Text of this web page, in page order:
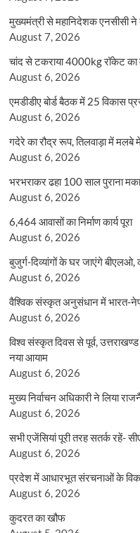
मुख्यमंत्री से महानिदेशक एनसीसी ने
August 7, 2026
चांद से टकराया 4000kg रॉकेट का
August 6, 2026
एमडीडीए बोर्ड बैठक में 25 विकास
August 6, 2026
गदेरे का रौद्र रूप, तिलवाड़ा में मलबे
August 6, 2026
भरभराकर ढहा 100 साल पुराना
August 6, 2026
6,464 आवासों का निर्माण कार्य पूरा
August 6, 2026
बुजुर्ग-दिव्यांगों के घर जाएंगे बीएलओ,
August 6, 2026
वैश्विक संस्कृत अनुसंधान में भारत-
August 6, 2026
विश्व संस्कृत दिवस से पूर्व,
नया आयाम
August 6, 2026
मुख्य निर्वाचन अधिकारी ने लिया
August 6, 2026
सभी एजेंसियां पूरी तरह सतर्क रहें-
August 6, 2026
प्रदेश में आधारभूत संरचनाओं के
August 6, 2026
कुदरत का खौफ